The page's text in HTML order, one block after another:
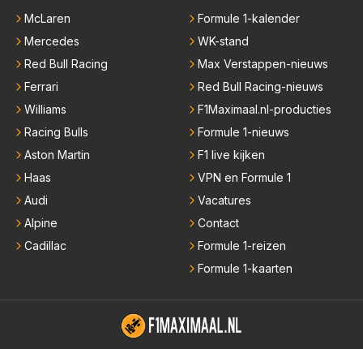
McLaren
Mercedes
Red Bull Racing
Ferrari
Williams
Racing Bulls
Aston Martin
Haas
Audi
Alpine
Cadillac
Formule 1-kalender
WK-stand
Max Verstappen-nieuws
Red Bull Racing-nieuws
F1Maximaal.nl-producties
Formule 1-nieuws
F1 live kijken
VPN en Formule 1
Vacatures
Contact
Formule 1-reizen
Formule 1-kaarten